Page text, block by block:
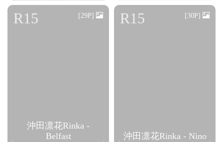
沖田凛花Rinka -
Belfast
R15 [29P]
沖田凛花Rinka - Nino
R15 [30P]